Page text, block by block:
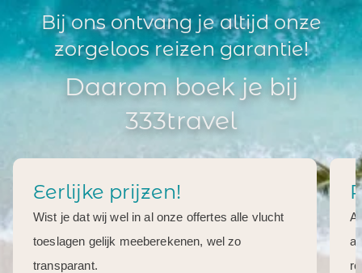
Bij ons ontvang je altijd onze
zorgeloos reizen garantie!
Daarom boek je bij
333travel
Eerlijke prijzen!
Wist je dat wij wel in al onze offertes alle vlucht
toeslagen gelijk meeberekenen, wel zo
transparant.